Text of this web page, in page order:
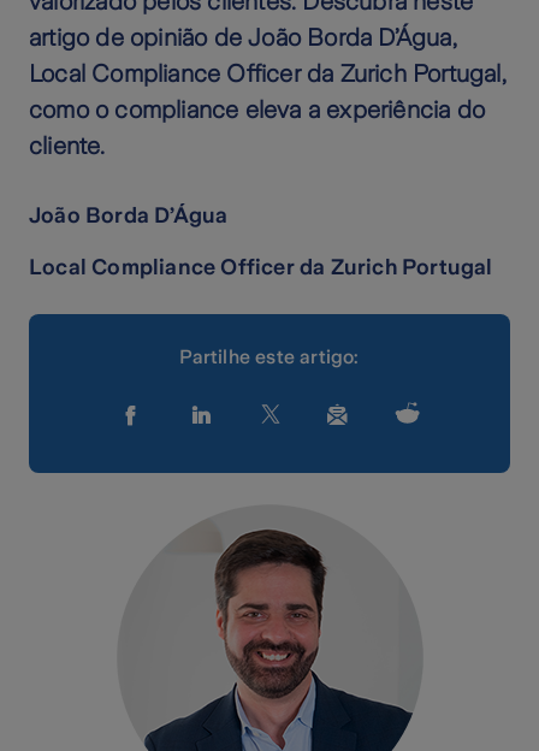
artigo de opinião de João Borda D’Água,
Local Compliance Officer da Zurich Portugal,
como o compliance eleva a experiência do
cliente.
João Borda D’Água
Local Compliance Officer da Zurich Portugal
Partilhe este artigo: